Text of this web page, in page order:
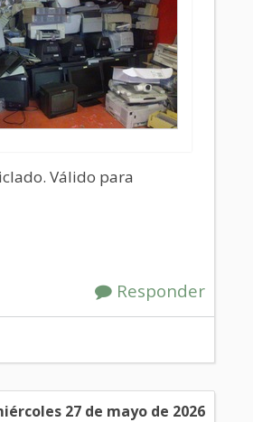
Válido para
Responder
27 de mayo de 2026